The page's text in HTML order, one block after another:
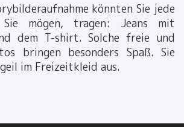
könnten Sie jede
mögen, tragen: Jeans mit
dem T-shirt. Solche freie und
bringen besonders Spaß. Sie
im Freizeitkleid aus.